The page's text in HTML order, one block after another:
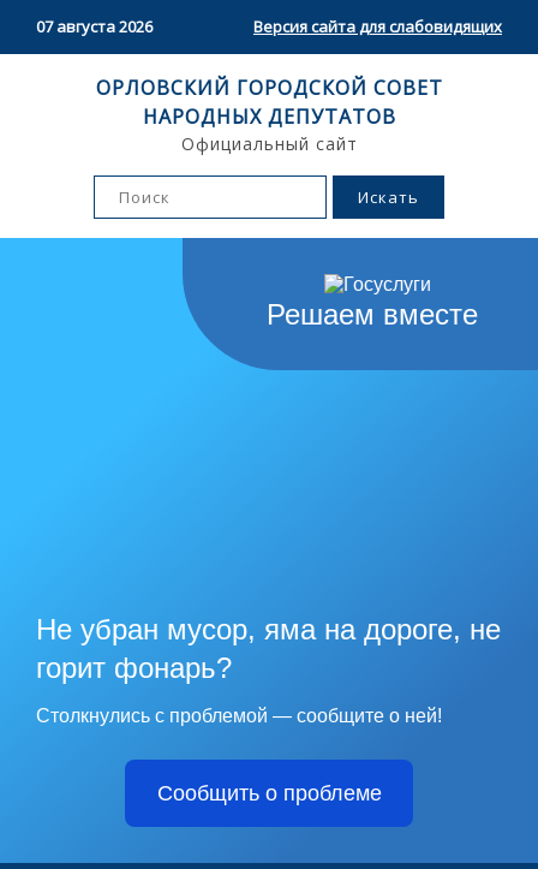
07 августа 2026 Версия сайта для слабовидящих
ОРЛОВСКИЙ ГОРОДСКОЙ СОВЕТ
НАРОДНЫХ ДЕПУТАТОВ
Официальный сайт
Решаем вместе
Не убран мусор, яма на дороге, не
горит фонарь?
Столкнулись с проблемой — сообщите о ней!
Сообщить о проблеме